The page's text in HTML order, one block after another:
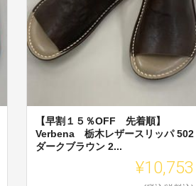
【早割１５％OFF 先着順】
Verbena 栃木レザースリッパ 502
ダークブラウン 2...
¥10,753